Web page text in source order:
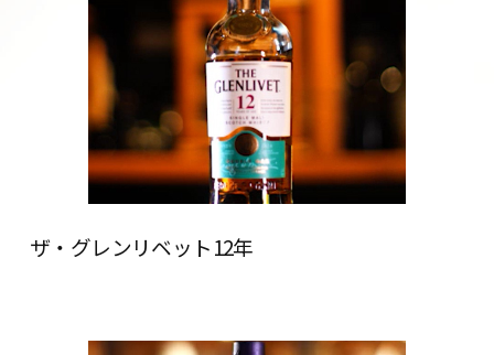
ザ・グレンリベット12年